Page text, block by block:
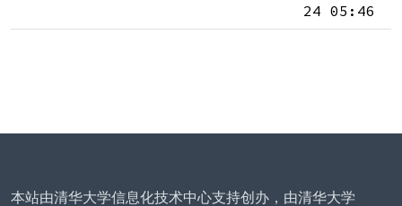
24 05:46
本站由清华大学信息化技术中心支持创办，由清华大学